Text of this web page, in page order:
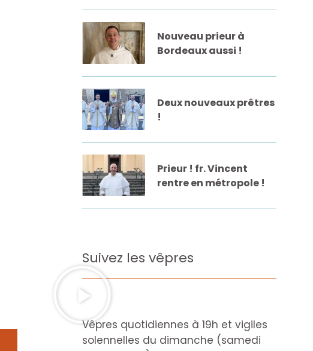
Nouveau prieur à
Bordeaux aussi !
Deux nouveaux prêtres
!
Prieur ! fr. Vincent
rentre en métropole !
Suivez les vêpres
Vêpres quotidiennes à 19h et vigiles
solennelles du dimanche (samedi